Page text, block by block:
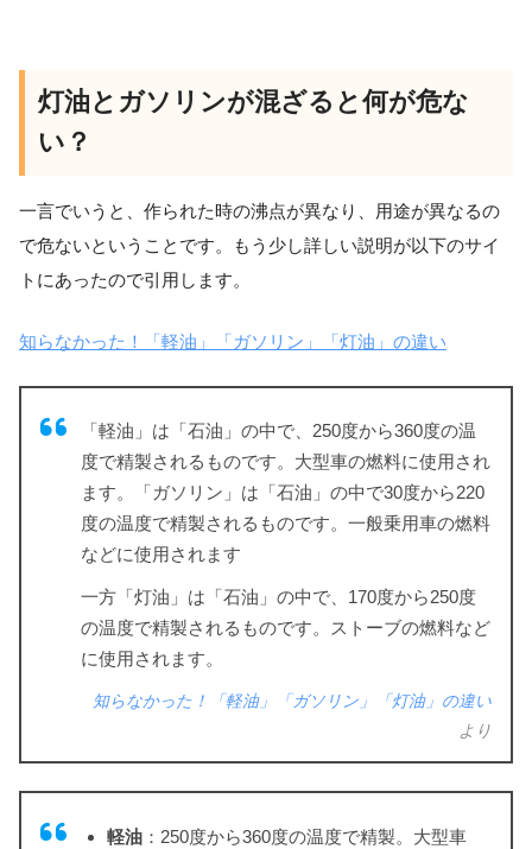
灯油とガソリンが混ざると何が危な
い？
一言でいうと、作られた時の沸点が異なり、用途が異なるの
で危ないということです。もう少し詳しい説明が以下のサイ
トにあったので引用します。
知らなかった！「軽油」「ガソリン」「灯油」の違い
「軽油」は「石油」の中で、250度から360度の温
度で精製されるものです。大型車の燃料に使用され
ます。「ガソリン」は「石油」の中で30度から220
度の温度で精製されるものです。一般乗用車の燃料
などに使用されます
一方「灯油」は「石油」の中で、170度から250度
の温度で精製されるものです。ストーブの燃料など
に使用されます。
知らなかった！「軽油」「ガソリン」「灯油」の違い
より
軽油 ：250度から360度の温度で精製。大型車